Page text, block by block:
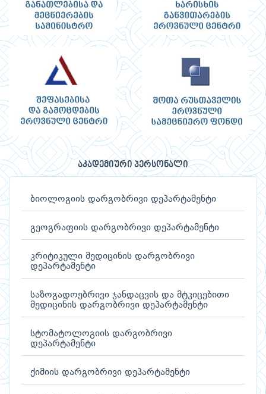
აკადემიური პერსონალი
ბიოლოგიის დარგობრივი დეპარტამენტი
გეოგრაფიის დარგობრივი დეპარტამენტი
კრიტიკული მედიცინის დარგობრივი
დეპარტამენტი
საზოგადოებრივი ჯანდაცვის და მტკიცებითი
მედიცინის დარგობრივი დეპარტამენტი
სტომატოლოგიის დარგობრივი
დეპარტამენტი
ქიმიის დარგობრივი დეპარტამენტი